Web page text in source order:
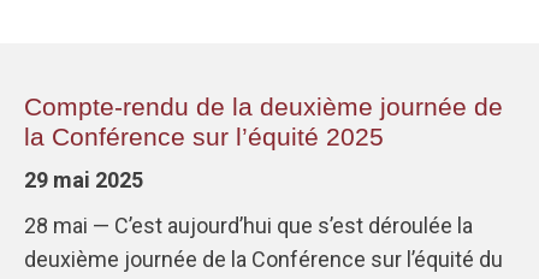
Compte-rendu de la deuxième journée de
la Conférence sur l’équité 2025
29 mai 2025
28 mai — C’est aujourd’hui que s’est déroulée la
deuxième journée de la Conférence sur l’équité du